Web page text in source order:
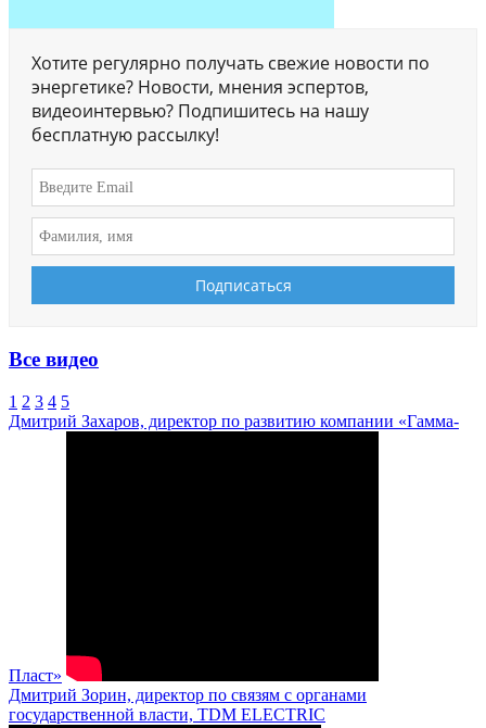
Хотите регулярно получать свежие новости по
энергетике? Новости, мнения эспертов,
видеоинтервью? Подпишитесь на нашу
бесплатную рассылку!
Все видео
1 2 3 4 5
Дмитрий Захаров, директор по развитию компании «Гамма-
Пласт»
Дмитрий Зорин, директор по связям с органами
государственной власти, TDM ELECTRIC